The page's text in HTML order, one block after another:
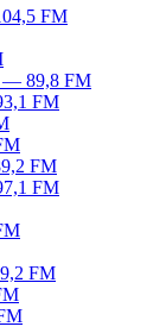
FM
— 89,8 FM
FM
FM
FM
FM